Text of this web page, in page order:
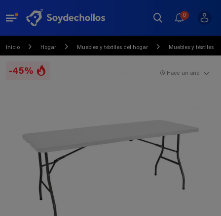
0
Inicio Hogar Muebles y téxtiles del hogar Muebles y téxtiles
-45% Hace un año